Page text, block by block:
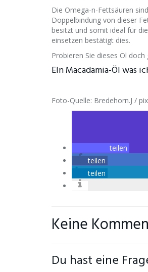
Die Omega-n-Fettsäuren
Doppelbindung von dieser
besitzt und somit ideal für
einsetzen bestätigt dies.
Probieren Sie dieses Öl
EIn Macadamia-Öl was
Foto-Quelle: Bredehorn.J /
teilen
teilen
teilen
Keine
Du hast eine